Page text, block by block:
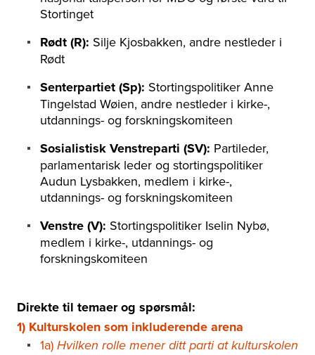
Stortinget
Rødt (R): Silje Kjosbakken, andre nestleder i
Rødt
Senterpartiet (Sp): Stortingspolitiker Anne
Tingelstad Wøien, andre nestleder i kirke-,
utdannings- og forskningskomiteen
Sosialistisk Venstreparti (SV): Partileder,
parlamentarisk leder og stortingspolitiker
Audun Lysbakken, medlem i kirke-,
utdannings- og forskningskomiteen
Venstre (V): Stortingspolitiker Iselin Nybø,
medlem i kirke-, utdannings- og
forskningskomiteen
Direkte til temaer og spørsmål:
1) Kulturskolen som inkluderende arena
1a) Hvilken rolle mener ditt parti at kulturskolen